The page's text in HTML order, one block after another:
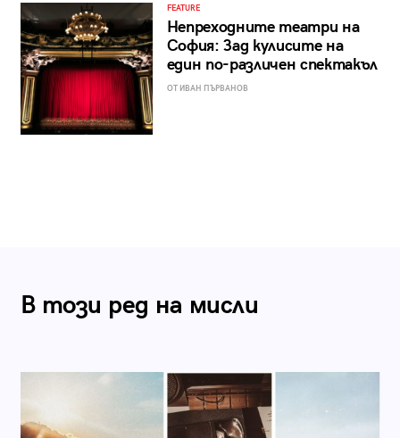
FEATURE
Непреходните театри на
София: Зад кулисите на
един по-различен спектакъл
ОТ ИВАН ПЪРВАНОВ
В този ред на мисли